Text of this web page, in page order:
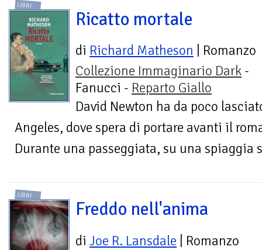
LIBRI
Ricatto mortale
di Richard Matheson | Romanzo
Collezione Immaginario Dark -
Fanucci - Reparto Giallo
David Newton ha da poco
Angeles, dove spera di portare avanti il
Durante una passeggiata, su una
LIBRI
Freddo nell'anima
di Joe R. Lansdale | Romanzo